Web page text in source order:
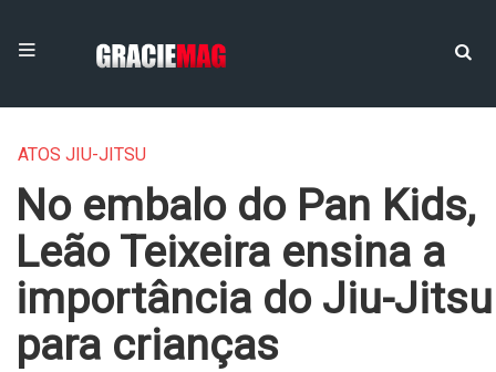
ATOS JIU-JITSU
No embalo do Pan Kids,
Leão Teixeira ensina a
importância do Jiu-Jitsu
para crianças